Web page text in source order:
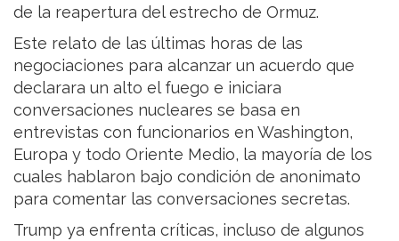
de la reapertura del estrecho de Ormuz.
Este relato de las últimas horas de las
negociaciones para alcanzar un acuerdo que
declarara un alto el fuego e iniciara
conversaciones nucleares se basa en
entrevistas con funcionarios en Washington,
Europa y todo Oriente Medio, la mayoría de los
cuales hablaron bajo condición de anonimato
para comentar las conversaciones secretas.
Trump ya enfrenta críticas, incluso de algunos